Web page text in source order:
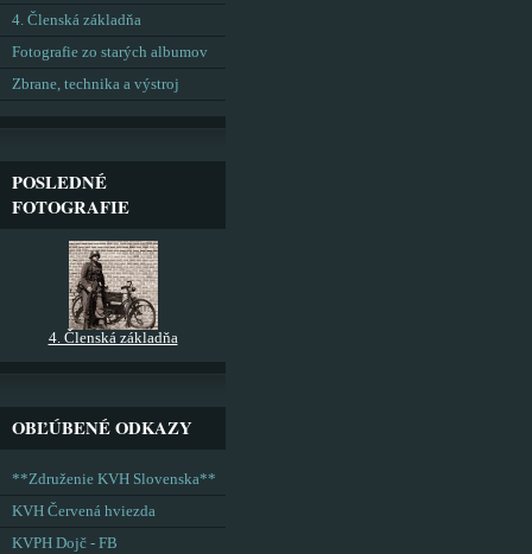
4. Členská základňa
Fotografie zo starých albumov
Zbrane, technika a výstroj
POSLEDNÉ
FOTOGRAFIE
4. Členská základňa
OBĽÚBENÉ ODKAZY
**Združenie KVH Slovenska**
KVH Červená hviezda
KVPH Dojč - FB